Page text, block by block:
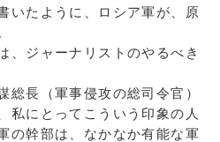
いたように、ロシア軍が、原
ジャーナリストのやるべき
長（軍事侵攻の総司令官）
私にとってこういう印象の人
の幹部は、なかなか有能な軍